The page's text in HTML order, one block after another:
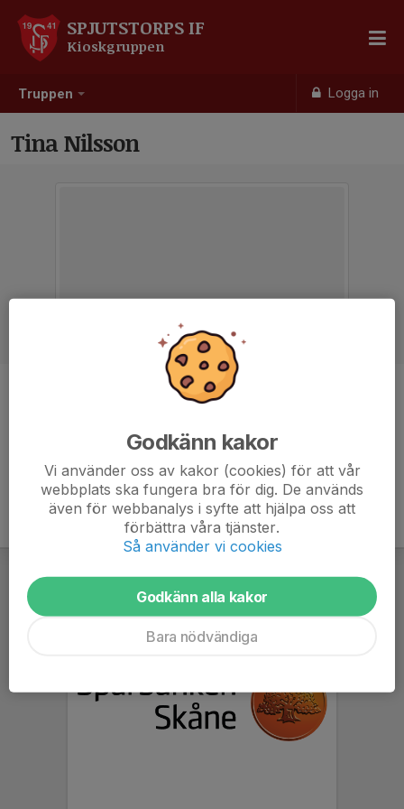
Truppen Logga in
SPJUTSTORPS IF
Kioskgruppen
Tina Nilsson
Sammankallande för kioskgruppen
Godkänn kakor
Vi använder oss av kakor (cookies) för att vår
webbplats ska fungera bra för dig. De används
även för webbanalys i syfte att hjälpa oss att
förbättra våra tjänster.
Så använder vi cookies
Godkänn alla kakor
Bara nödvändiga